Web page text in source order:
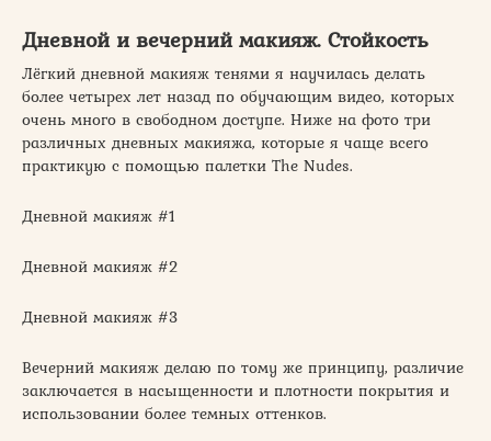
Дневной и вечерний макияж. Стойкость
Лёгкий дневной макияж тенями я научилась делать
более четырех лет назад по обучающим видео, которых
очень много в свободном доступе. Ниже на фото три
различных дневных макияжа, которые я чаще всего
практикую с помощью палетки The Nudes.
Дневной макияж #1
Дневной макияж #2
Дневной макияж #3
Вечерний макияж делаю по тому же принципу, различие
заключается в насыщенности и плотности покрытия и
использовании более темных оттенков.